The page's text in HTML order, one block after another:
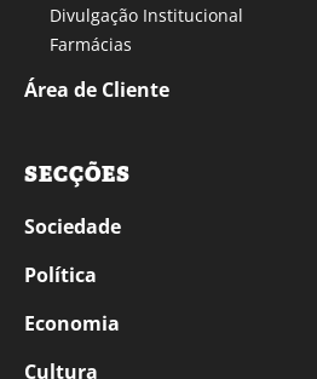
Divulgação Institucional
Farmácias
Área de Cliente
SECÇÕES
Sociedade
Política
Economia
Cultura